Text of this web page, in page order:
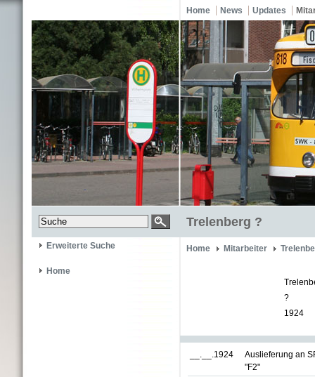
Home News Updates
Trelenberg ?
Erweiterte Suche
Home
Home Mitarbeiter
?
1924
__.__.1924
Auslieferung an
"F2"